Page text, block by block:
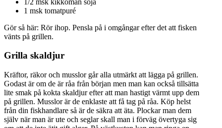
1 msk tomatpuré
Gör så här: Rör ihop. Pensla på i omgångar efter det att fisken
vänts på grillen.
Grilla skaldjur
Kräftor, räkor och musslor går alla utmärkt att lägga på grillen.
Godast är om de är råa från början men man kan också tillsätta
lite smak på kokta skaldjur efter att man hastigt värmt upp dem
på grillen. Musslor är de enklaste att få tag på råa. Köp helst
från din fiskhandlare så är de säkra att äta. Plockar man dem
själv när man är ute och seglar skall man i förväg övertyga sig